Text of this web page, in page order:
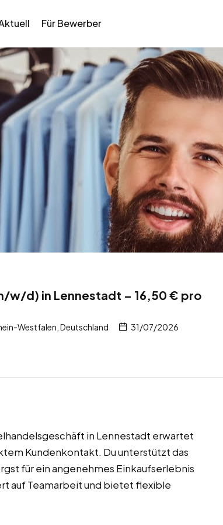
Für Bewerber
w/d) in Lennestadt – 16,50 € pro
Westfalen, Deutschland 31/07/2026
in Lennestadt erwartet
Kundenkontakt. Du unterstützt das
für ein angenehmes Einkaufserlebnis
auf Teamarbeit und bietet flexible